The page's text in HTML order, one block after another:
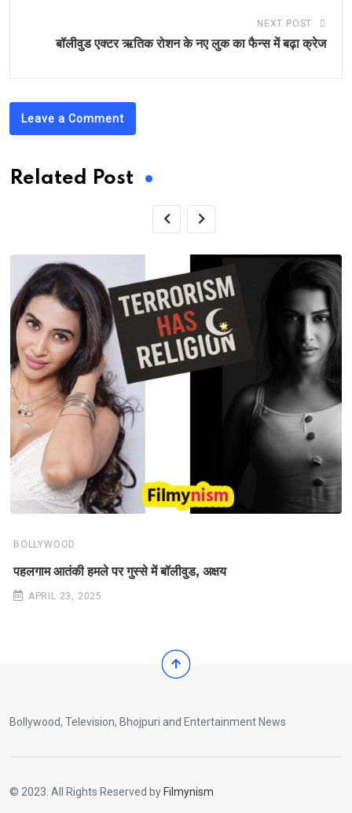
NEXT POST
बॉलीवुड एक्टर ऋतिक रोशन के नए लुक का फैन्स में बढ़ा क्रेज
Leave a Comment
Related Post
BOLLYWOOD
पहलगाम आतंकी हमले पर गुस्से में बॉलीवुड, अक्षय
APRIL 23, 2025
Bollywood, Television, Bhojpuri and Entertainment News
© 2023. All Rights Reserved by Filmynism